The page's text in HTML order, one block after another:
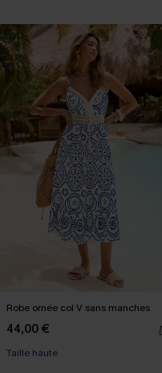
Robe ornée col V sans manches
44,00 €
Taille haute